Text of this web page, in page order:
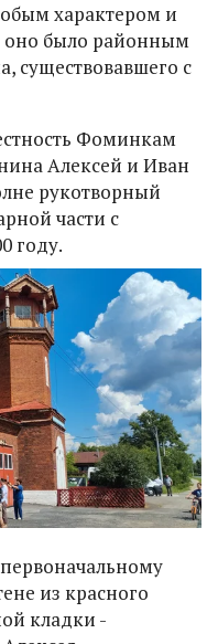
характером и
оно было районным
существовавшего с
Фоминкам
Алексей и Иван
рукотворный
части с
году.
из красного
кладки -